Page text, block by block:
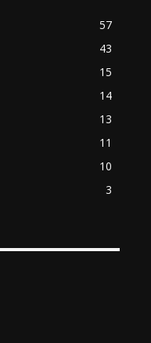
57
43
15
14
13
11
10
3